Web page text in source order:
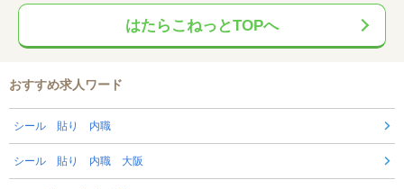
はたらこねっとTOPへ
おすすめ求人ワード
シール 貼り 内職
シール 貼り 内職 大阪